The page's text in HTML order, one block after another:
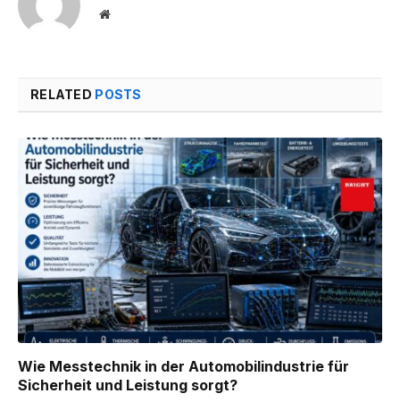
Website
RELATED POSTS
Wie Messtechnik in der Automobilindustrie für
Sicherheit und Leistung sorgt?